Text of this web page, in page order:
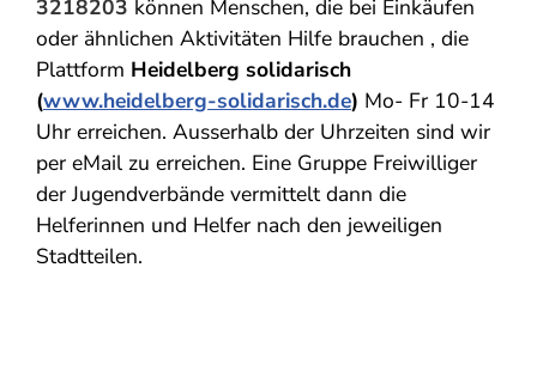
3218203 können Menschen, die bei Einkäufen
oder ähnlichen Aktivitäten Hilfe brauchen , die
Plattform Heidelberg solidarisch
(www.heidelberg-solidarisch.de) Mo- Fr 10-14
Uhr erreichen. Ausserhalb der Uhrzeiten sind wir
per eMail zu erreichen. Eine Gruppe Freiwilliger
der Jugendverbände vermittelt dann die
Helferinnen und Helfer nach den jeweiligen
Stadtteilen.